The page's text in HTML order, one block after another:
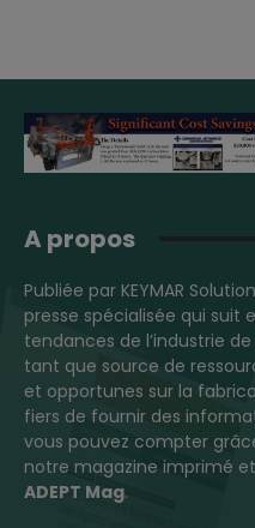
A propos
Publiée par KEYMAR
presse spécialisée qui suit
tendances de l’industrie
tant que source de
et opportunes sur la
fiers de fournir des
vous pouvez compter
notre magazine imprimé
ADEPT Mag.